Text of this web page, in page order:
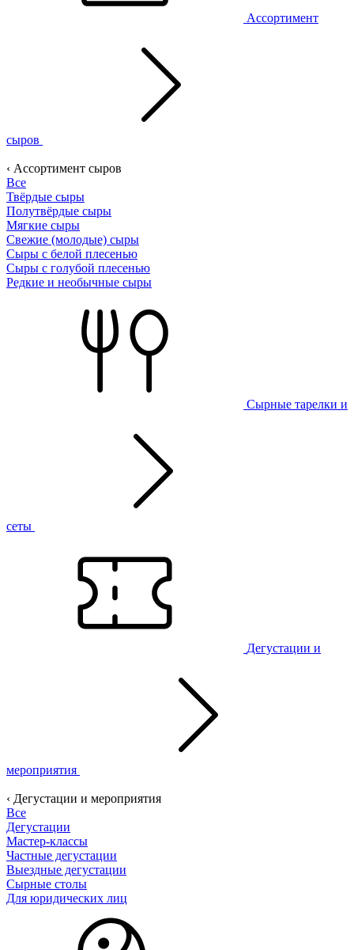
Ассортимент
сыров
‹ Ассортимент сыров
Все
Твёрдые сыры
Полутвёрдые сыры
Мягкие сыры
Свежие (молодые) сыры
Сыры с белой плесенью
Сыры с голубой плесенью
Редкие и необычные сыры
Сырные тарелки и
сеты
Дегустации и
мероприятия
‹ Дегустации и мероприятия
Все
Дегустации
Мастер-классы
Частные дегустации
Выездные дегустации
Сырные столы
Для юридических лиц